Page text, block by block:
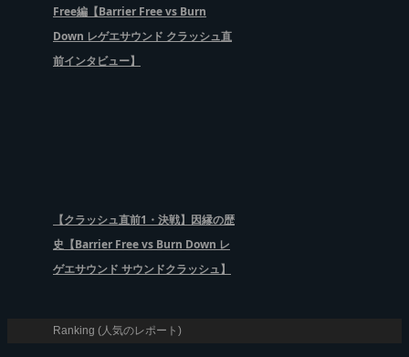
Free編【Barrier Free vs Burn
Down レゲエサウンド クラッシュ直
前インタビュー】
【クラッシュ直前1・決戦】因縁の歴
史【Barrier Free vs Burn Down レ
ゲエサウンド サウンドクラッシュ】
Ranking (人気のレポート)